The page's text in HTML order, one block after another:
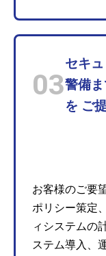
03
セキ
警備
を ご
お客様のご要
ポリシー策定
ィシステムの
ステム導入、